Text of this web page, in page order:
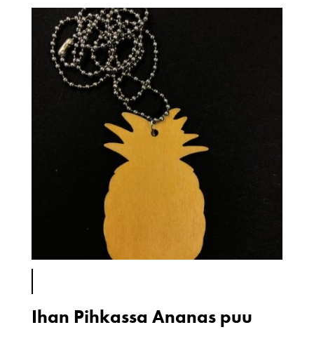
Ihan Pihkassa Ananas puu